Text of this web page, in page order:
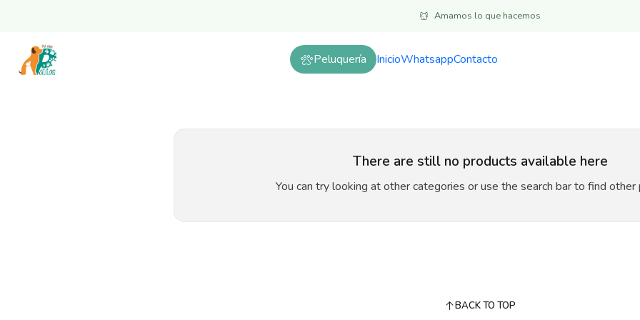
Peluquería InicioWhatsappContacto
Amamos lo que hacemos
Accesorios y entretenimiento Artículos de paseos
Artículos de paseos
There are still no products available here
You can try looking at other categories or use the search bar to find other
BACK TO TOP